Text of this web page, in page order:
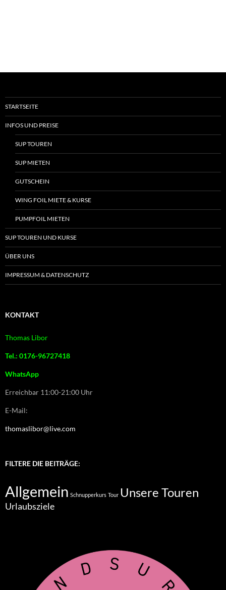
STARTSEITE
INFOS UND PREISE
SUP TOUREN
SUP MIETEN
GUTSCHEIN
WING FOIL MIETE & KURSE
PUMPFOIL MIETEN
SUP TOUREN UND KURSE
ÜBER UNS
IMPRESSUM & DATENSCHUTZ
KONTAKT
Thomas Libor
Tel.: 0176-96727418
WhatsApp
Erreichbar 11:00-21:00 Uhr
E-Mail:
thomaslibor@live.com
FILTERE DIE BEITRÄGE:
Allgemein Schnupperkurs Tour Unsere Touren
Urlaubsziele